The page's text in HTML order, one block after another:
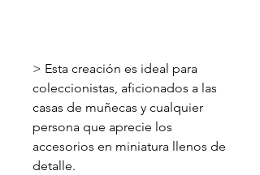
> Esta creación es ideal para
coleccionistas, aficionados a las
casas de muñecas y cualquier
persona que aprecie los
accesorios en miniatura llenos de
detalle.